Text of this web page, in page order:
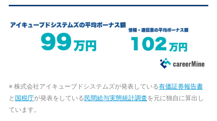
※ 株式会社アイキューブドシステムズが発表している有価証券報告書
と 国税庁が発表をしている 民間給与実態統計調査を元に独自に算出し
ています。